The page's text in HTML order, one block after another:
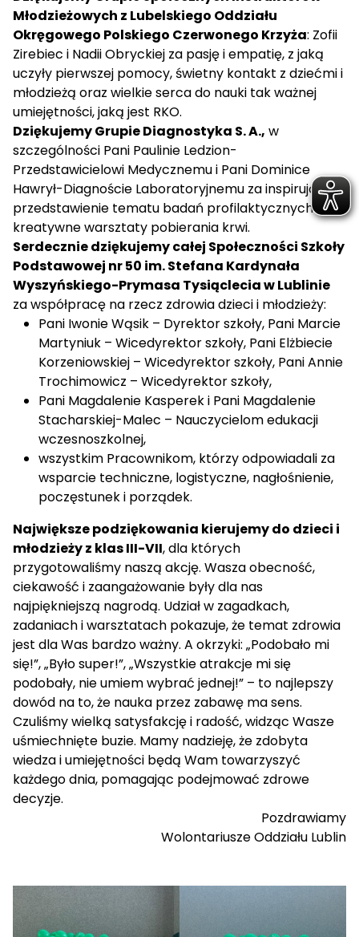
Młodzieżowych z Lubelskiego Oddziału
Okręgowego Polskiego Czerwonego Krzyża: Zofii
Zirebiec i Nadii Obryckiej za pasję i empatię, z jaką
uczyły pierwszej pomocy, świetny kontakt z dziećmi i
młodzieżą oraz wielkie serca do nauki tak ważnej
umiejętności, jaką jest RKO.
Dziękujemy Grupie Diagnostyka S. A., w
szczególności Pani Paulinie Ledzion-
Przedstawicielowi Medycznemu i Pani Dominice
Hawrył-Diagnoście Laboratoryjnemu za inspirujące
przedstawienie tematu badań profilaktycznych i
kreatywne warsztaty pobierania krwi.
Serdecznie dziękujemy całej Społeczności Szkoły
Podstawowej nr 50 im. Stefana Kardynała
Wyszyńskiego-Prymasa Tysiąclecia w Lublinie
za współpracę na rzecz zdrowia dzieci i młodzieży:
Pani Iwonie Wąsik – Dyrektor szkoły, Pani Marcie
Martyniuk – Wicedyrektor szkoły, Pani Elżbiecie
Korzeniowskiej – Wicedyrektor szkoły, Pani Annie
Trochimowicz – Wicedyrektor szkoły,
Pani Magdalenie Kasperek i Pani Magdalenie
Stacharskiej-Malec – Nauczycielom edukacji
wczesnoszkolnej,
wszystkim Pracownikom, którzy odpowiadali za
wsparcie techniczne, logistyczne, nagłośnienie,
poczęstunek i porządek.
Największe podziękowania kierujemy do dzieci i
młodzieży z klas III-VII, dla których
przygotowaliśmy naszą akcję. Wasza obecność,
ciekawość i zaangażowanie były dla nas
najpiękniejszą nagrodą. Udział w zagadkach,
zadaniach i warsztatach pokazuje, że temat zdrowia
jest dla Was bardzo ważny. A okrzyki: „Podobało mi
się!”, „Było super!”, „Wszystkie atrakcje mi się
podobały, nie umiem wybrać jednej!” – to najlepszy
dowód na to, że nauka przez zabawę ma sens.
Czuliśmy wielką satysfakcję i radość, widząc Wasze
uśmiechnięte buzie. Mamy nadzieję, że zdobyta
wiedza i umiejętności będą Wam towarzyszyć
każdego dnia, pomagając podejmować zdrowe
decyzje.
Pozdrawiamy
Wolontariusze Oddziału Lublin